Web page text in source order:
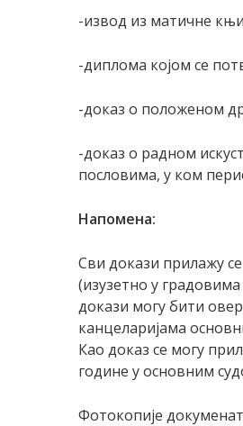
-извод из матичне
-диплома којом се
-доказ о положеном
-доказ о радном
пословима, у ком
Напомена:
Сви докази прилажу
(изузетно у
докази могу бити
канцеларијама
Као доказ се могу
године у основним
Фотокопије